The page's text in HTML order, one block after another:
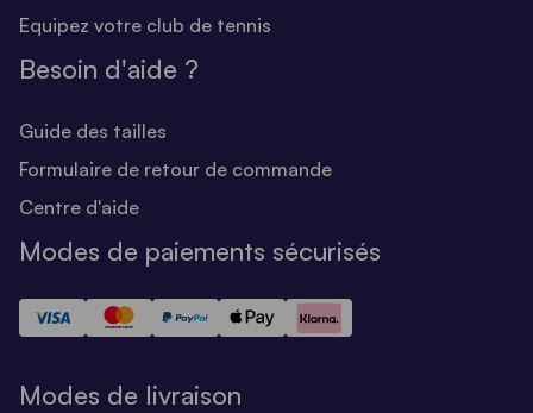
Equipez votre club de tennis
Besoin d'aide ?
Guide des tailles
Formulaire de retour de commande
Centre d'aide
Modes de paiements sécurisés
Modes de livraison